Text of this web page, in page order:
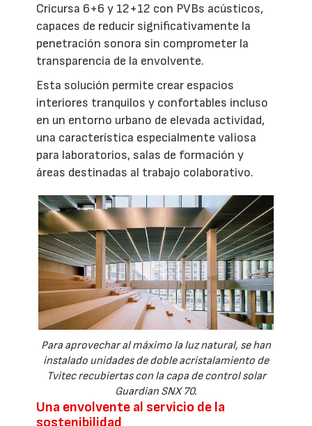
Cricursa 6+6 y 12+12 con PVBs acústicos,
capaces de reducir significativamente la
penetración sonora sin comprometer la
transparencia de la envolvente.
Esta solución permite crear espacios
interiores tranquilos y confortables incluso
en un entorno urbano de elevada actividad,
una característica especialmente valiosa
para laboratorios, salas de formación y
áreas destinadas al trabajo colaborativo.
Para aprovechar al máximo la luz natural, se han
instalado unidades de doble acristalamiento de
Tvitec recubiertas con la capa de control solar
Guardian SNX 70.
Una envolvente al servicio de la
sostenibilidad